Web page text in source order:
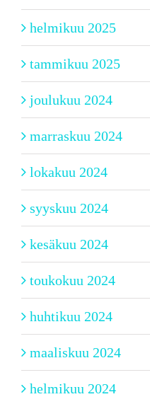
helmikuu 2025
tammikuu 2025
joulukuu 2024
marraskuu 2024
lokakuu 2024
syyskuu 2024
kesäkuu 2024
toukokuu 2024
huhtikuu 2024
maaliskuu 2024
helmikuu 2024